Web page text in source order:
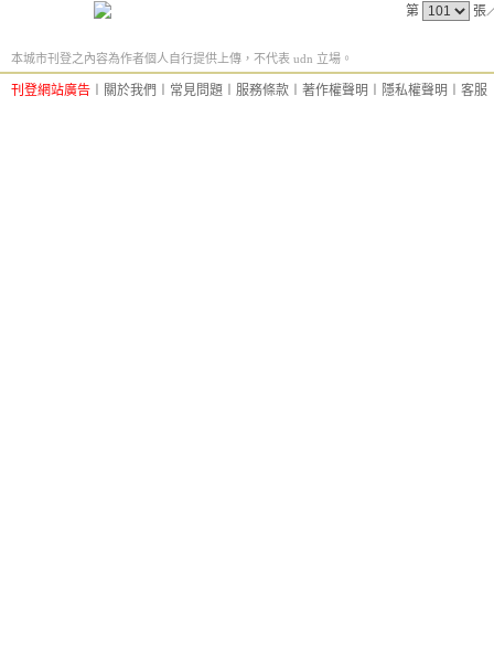
第 張
本城市刊登之內容為作者個人自行提供上傳，不代表 udn 立場。
刊登網站廣告 關於我們 常見問題 服務條款 著作權聲明 隱私權聲明 客服